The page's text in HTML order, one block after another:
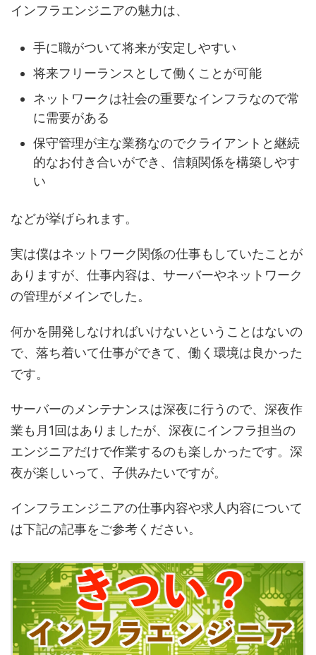
インフラエンジニアの魅力は、
手に職がついて将来が安定しやすい
将来フリーランスとして働くことが可能
ネットワークは社会の重要なインフラなので常
に需要がある
保守管理が主な業務なのでクライアントと継続
的なお付き合いができ、信頼関係を構築しやす
い
などが挙げられます。
実は僕はネットワーク関係の仕事もしていたことが
ありますが、仕事内容は、サーバーやネットワーク
の管理がメインでした。
何かを開発しなければいけないということはないの
で、落ち着いて仕事ができて、働く環境は良かった
です。
サーバーのメンテナンスは深夜に行うので、深夜作
業も月1回はありましたが、深夜にインフラ担当の
エンジニアだけで作業するのも楽しかったです。深
夜が楽しいって、子供みたいですが。
インフラエンジニアの仕事内容や求人内容について
は下記の記事をご参考ください。